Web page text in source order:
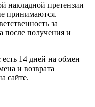
накладной претензии
принимаются.
за
после получения и
14 дней на обмен
и возврата
сайте.